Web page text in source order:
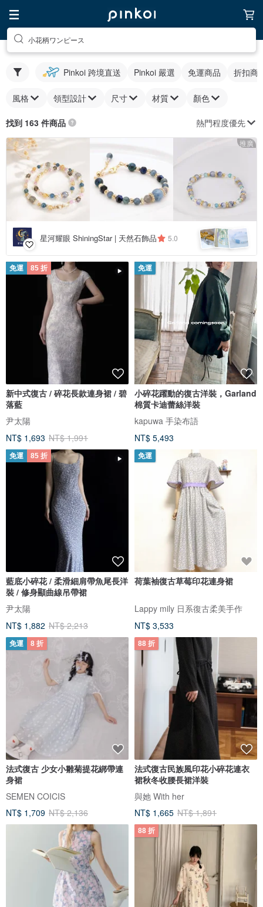
小花柄ワンピース
Pinkoi 跨境直送 Pinkoi 嚴選 免運商品 折扣商
風格 領型設計 尺寸 材質 顏色
找到 163 件商品 熱門程度優先
推廣
星河耀眼 ShiningStar | 天然石飾品 5.0
免運 85 折
新中式復古 / 碎花長款連身裙 / 碧
落藍
尹太陽
NT$ 1,693 NT$ 1,991
免運
小碎花躍動的復古洋裝，Garland
棉質卡迪蕾絲洋裝
kapuwa 手染布語
NT$ 5,493
免運 85 折
藍底小碎花 / 柔滑細肩帶魚尾長洋
裝 / 修身顯曲線吊帶裙
尹太陽
NT$ 1,882 NT$ 2,213
免運
荷葉袖復古草莓印花連身裙
Lappy mily 日系復古柔美手作
NT$ 3,533
免運 8 折
法式復古 少女小雛菊提花綁帶連
身裙
SEMEN COICIS
NT$ 1,709 NT$ 2,136
88 折
法式復古民族風印花小碎花連衣
裙秋冬收腰長裙洋裝
與她 With her
NT$ 1,665 NT$ 1,891
88 折